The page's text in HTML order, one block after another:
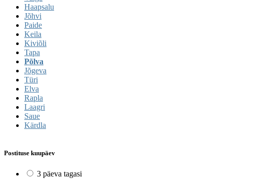
Haapsalu
Jõhvi
Paide
Keila
Kiviõli
Tapa
Põlva
Jõgeva
Türi
Elva
Rapla
Laagri
Saue
Kärdla
Postituse kuupäev
3 päeva tagasi